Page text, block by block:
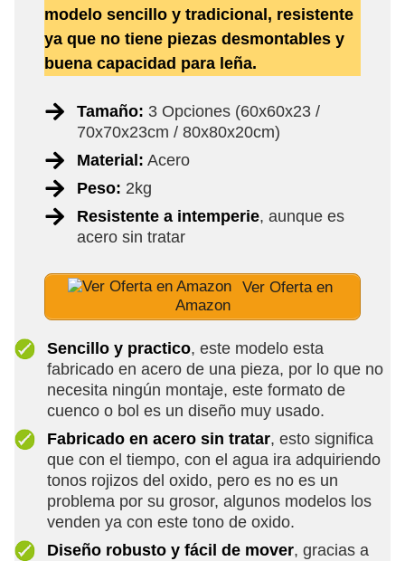
modelo sencillo y tradicional, resistente
ya que no tiene piezas desmontables y
buena capacidad para leña.
Tamaño: 3 Opciones (60x60x23 /
70x70x23cm / 80x80x20cm)
Material: Acero
Peso: 2kg
Resistente a intemperie, aunque es
acero sin tratar
Ver Oferta en
Amazon
Sencillo y practico, este modelo esta
fabricado en acero de una pieza, por lo que no
necesita ningún montaje, este formato de
cuenco o bol es un diseño muy usado.
Fabricado en acero sin tratar, esto significa
que con el tiempo, con el agua ira adquiriendo
tonos rojizos del oxido, pero es no es un
problema por su grosor, algunos modelos los
venden ya con este tono de oxido.
Diseño robusto y fácil de mover, gracias a